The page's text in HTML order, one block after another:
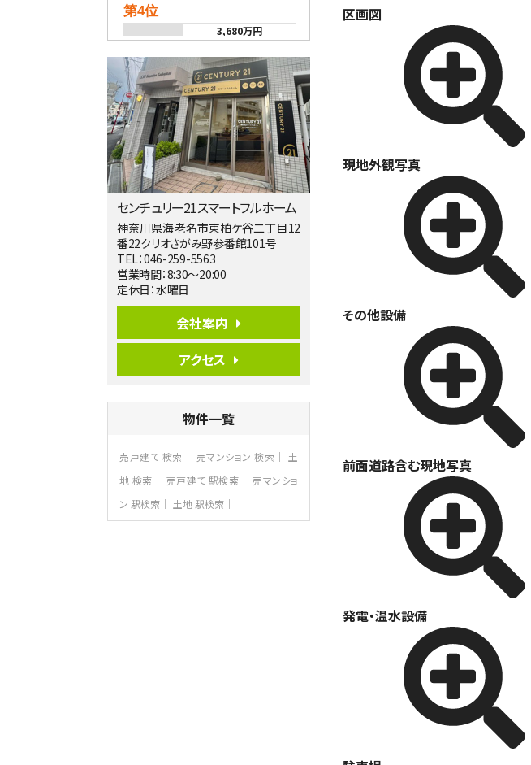
第4位
3,680万円
海老名駅
バ15分 ・歩1分
リビングダイニング部分の床暖房完備 車
並列2台駐…
第5位
3,680万円
4ＬＤＫ
橋本駅
バ19分・歩8分
開放感があり日当たり良好な南西・北西角
地区画。 …
第6位
3,180万円
大規模開発分譲地内の新築戸建！開発道
路は幅員４.…
4ＬＤＫ
さがみ野駅
る広さ…
第8位
3,598万円
4ＬＤＫ
センチュリー21スマートフルホーム
神奈川県海老名市東柏ケ谷二丁目12
番22クリオさがみ野参番館101号
TEL：046-259-5563
営業時間：8:30～20:00
定休日：水曜日
会社案内
アクセス
物件一覧
売戸建て 検索 売マンション 検索
土
地 検索
売戸建て 駅検索
売マンショ
ン 駅検索
土地 駅検索
区画図
現地外観写真
その他設備
前面道路含む現地写真
発電・温水設備